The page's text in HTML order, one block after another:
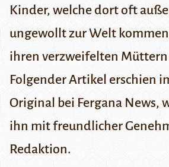
Kinder, welche dort oft
ungewollt zur Welt
ihren verzweifelten Müttern
Folgender Artikel erschien
Original bei Fergana News,
ihn mit freundlicher
Redaktion.